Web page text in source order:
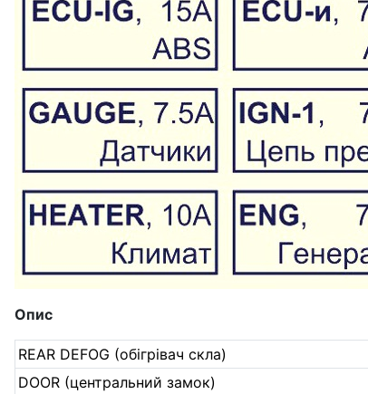
Опис
REAR DEFOG (обігрівач скла)
DOOR (центральний замок)